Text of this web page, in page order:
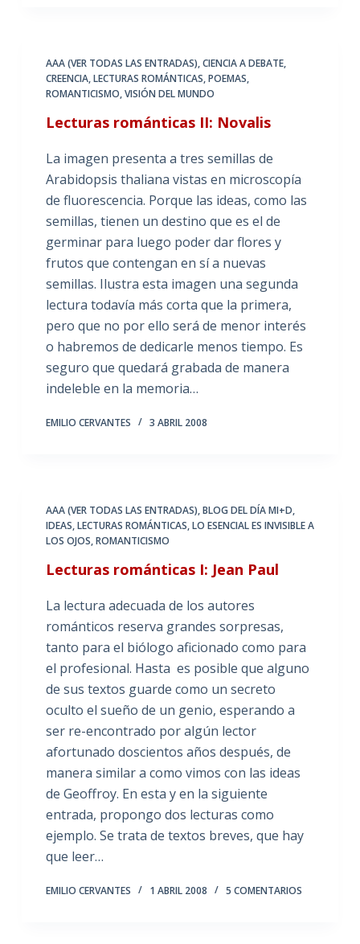
AAA (VER TODAS LAS ENTRADAS),CIENCIA A DEBATE,
CREENCIA,LECTURAS ROMÁNTICAS,POEMAS,
ROMANTICISMO,VISIÓN DEL MUNDO
Lecturas románticas II: Novalis
La imagen presenta a tres semillas de
Arabidopsis thaliana vistas en microscopía
de fluorescencia. Porque las ideas, como las
semillas, tienen un destino que es el de
germinar para luego poder dar flores y
frutos que contengan en sí a nuevas
semillas. Ilustra esta imagen una segunda
lectura todavía más corta que la primera,
pero que no por ello será de menor interés
o habremos de dedicarle menos tiempo. Es
seguro que quedará grabada de manera
indeleble en la memoria…
EMILIO CERVANTES 3 ABRIL 2008
AAA (VER TODAS LAS ENTRADAS),BLOG DEL DÍA MI+D,
IDEAS,LECTURAS ROMÁNTICAS,LO ESENCIAL ES INVISIBLE A
LOS OJOS,ROMANTICISMO
Lecturas románticas I: Jean Paul
La lectura adecuada de los autores
románticos reserva grandes sorpresas,
tanto para el biólogo aficionado como para
el profesional. Hasta es posible que alguno
de sus textos guarde como un secreto
oculto el sueño de un genio, esperando a
ser re-encontrado por algún lector
afortunado doscientos años después, de
manera similar a como vimos con las ideas
de Geoffroy. En esta y en la siguiente
entrada, propongo dos lecturas como
ejemplo. Se trata de textos breves, que hay
que leer…
EMILIO CERVANTES 1 ABRIL 2008 5 COMENTARIOS